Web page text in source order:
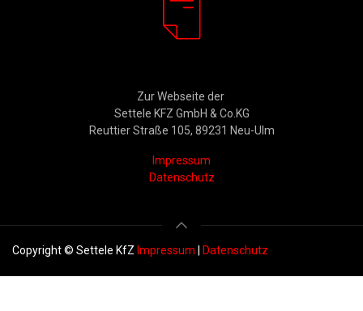
Zur Webseite der
Settele KFZ GmbH & Co.KG
Reuttier Straße 105, 89231 Neu-Ulm
Impressum
Datenschutz
Copyright © Settele KfZ Impressum Datenschutz